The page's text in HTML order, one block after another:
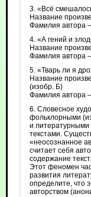
3. «Всё
Название
Фамилия автора
4. «А гений и
Название
Фамилия автора
5. «Тварь ли я
Название
(изобр. Б)
Фамилия автора
6. Словесное
фольклорными
и
текстами.
«неосознанное
считает себя
содержание
Этот феномен
развития
определите, что
авторством